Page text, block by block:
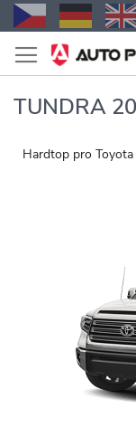
Přejít
na
obsah
TUNDRA
Hardtop pro